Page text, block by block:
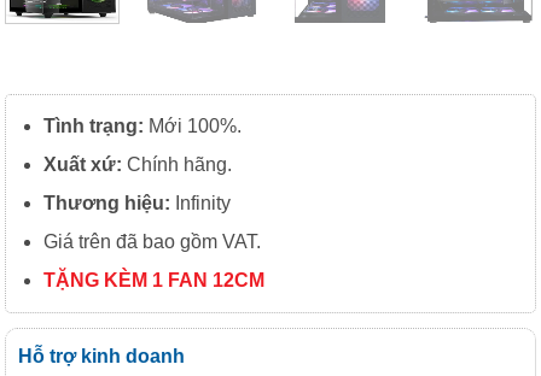
Tình trạng: Mới 100%.
Xuất xứ: Chính hãng.
Thương hiệu: Infinity
Giá trên đã bao gồm VAT.
TẶNG KÈM 1 FAN 12CM
Hỗ trợ kinh doanh